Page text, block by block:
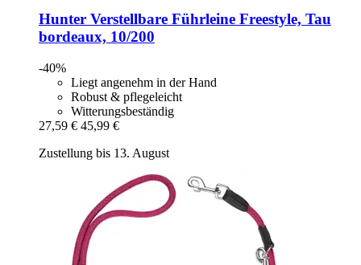
Hunter Verstellbare Führleine Freestyle, Tau
bordeaux, 10/200
-40%
Liegt angenehm in der Hand
Robust & pflegeleicht
Witterungsbeständig
27,59 € 45,99 €
Zustellung bis 13. August